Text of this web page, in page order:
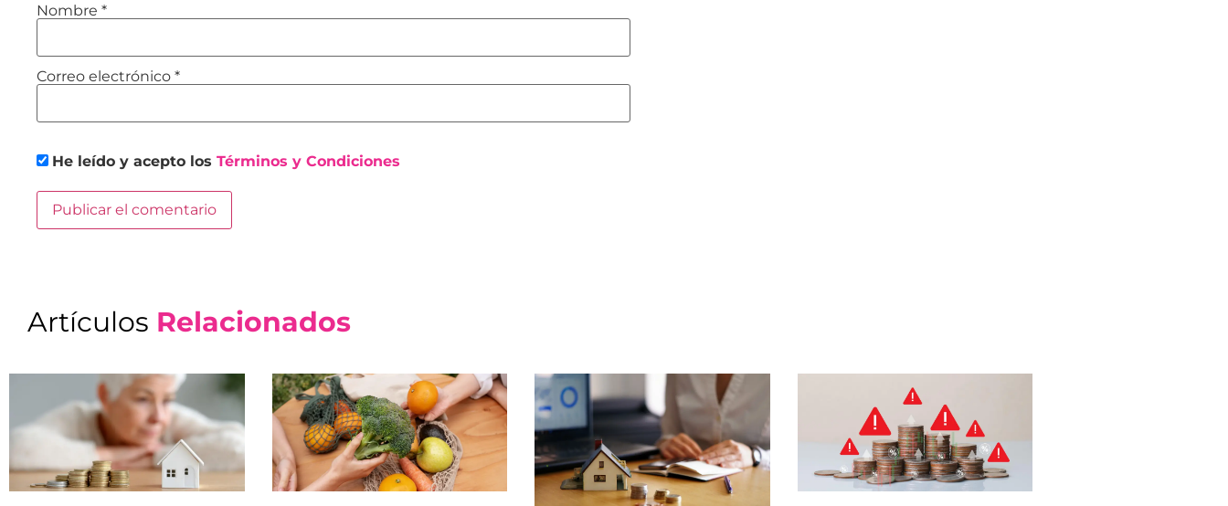
Nombre *
Correo electrónico *
He leído y acepto los Términos y Condiciones
Artículos Relacionados